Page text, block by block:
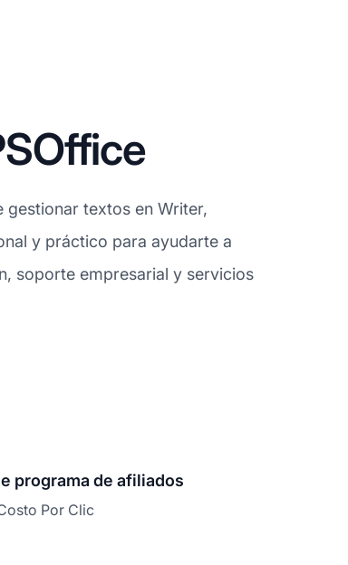
gestionar textos en Writer,
y práctico para ayudarte a
soporte empresarial y servicios
programa de afiliados
Por Clic